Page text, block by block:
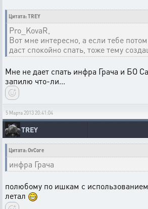
Цитата: TREY
Pro_KovaR,
Вот мне интересно, а если тебе
даст спокойно спать, тоже тему
Мне не дает спать инфра Грача и БО
запилю что-ли...
5 Марта 2013 20:41:04
TREY
Цитата: OvCore
инфра Грача
полюбому по ишкам с
летал